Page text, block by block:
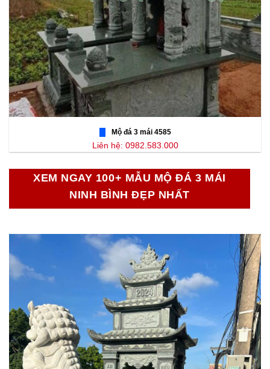
Mộ đá 3 mái 4585
Liên hệ: 0982.583.000
XEM NGAY 100+ MẪU MỘ ĐÁ 3 MÁI
NINH BÌNH ĐẸP NHẤT